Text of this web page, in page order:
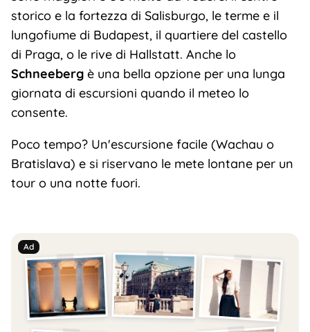
storico e la fortezza di Salisburgo, le terme e il
lungofiume di Budapest, il quartiere del castello
di Praga, o le rive di Hallstatt. Anche lo
Schneebergè una bella opzione per una lunga
giornata di escursioni quando il meteo lo
consente.
Poco tempo? Un'escursione facile (Wachau o
Bratislava) e si riservano le mete lontane per un
tour o una notte fuori.